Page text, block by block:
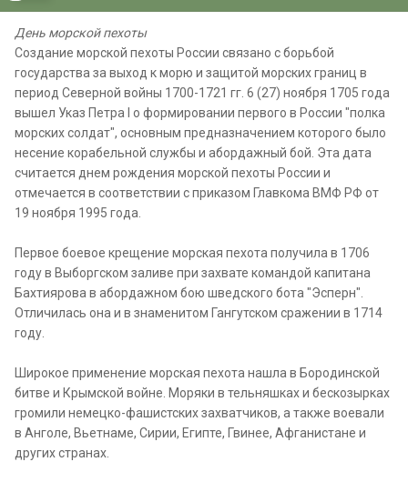
День морской пехоты
Cоздание морской пехоты России связано с борьбой
государства за выход к морю и защитой морских границ в
период Северной войны 1700-1721 гг. 6 (27) ноября 1705 года
вышел Указ Петра I о формировании первого в России "полка
морских солдат", основным предназначением которого было
несение корабельной службы и абордажный бой. Эта дата
считается днем рождения морской пехоты России и
отмечается в соответствии с приказом Главкома ВМФ РФ от
19 ноября 1995 года.
Первое боевое крещение морская пехота получила в 1706
году в Выборгском заливе при захвате командой капитана
Бахтиярова в абордажном бою шведского бота "Эсперн".
Отличилась она и в знаменитом Гангутском сражении в 1714
году.
Широкое применение морская пехота нашла в Бородинской
битве и Крымской войне. Моряки в тельняшках и бескозырках
громили немецко-фашистских захватчиков, а также воевали
в Анголе, Вьетнаме, Сирии, Египте, Гвинее, Афганистане и
других странах.